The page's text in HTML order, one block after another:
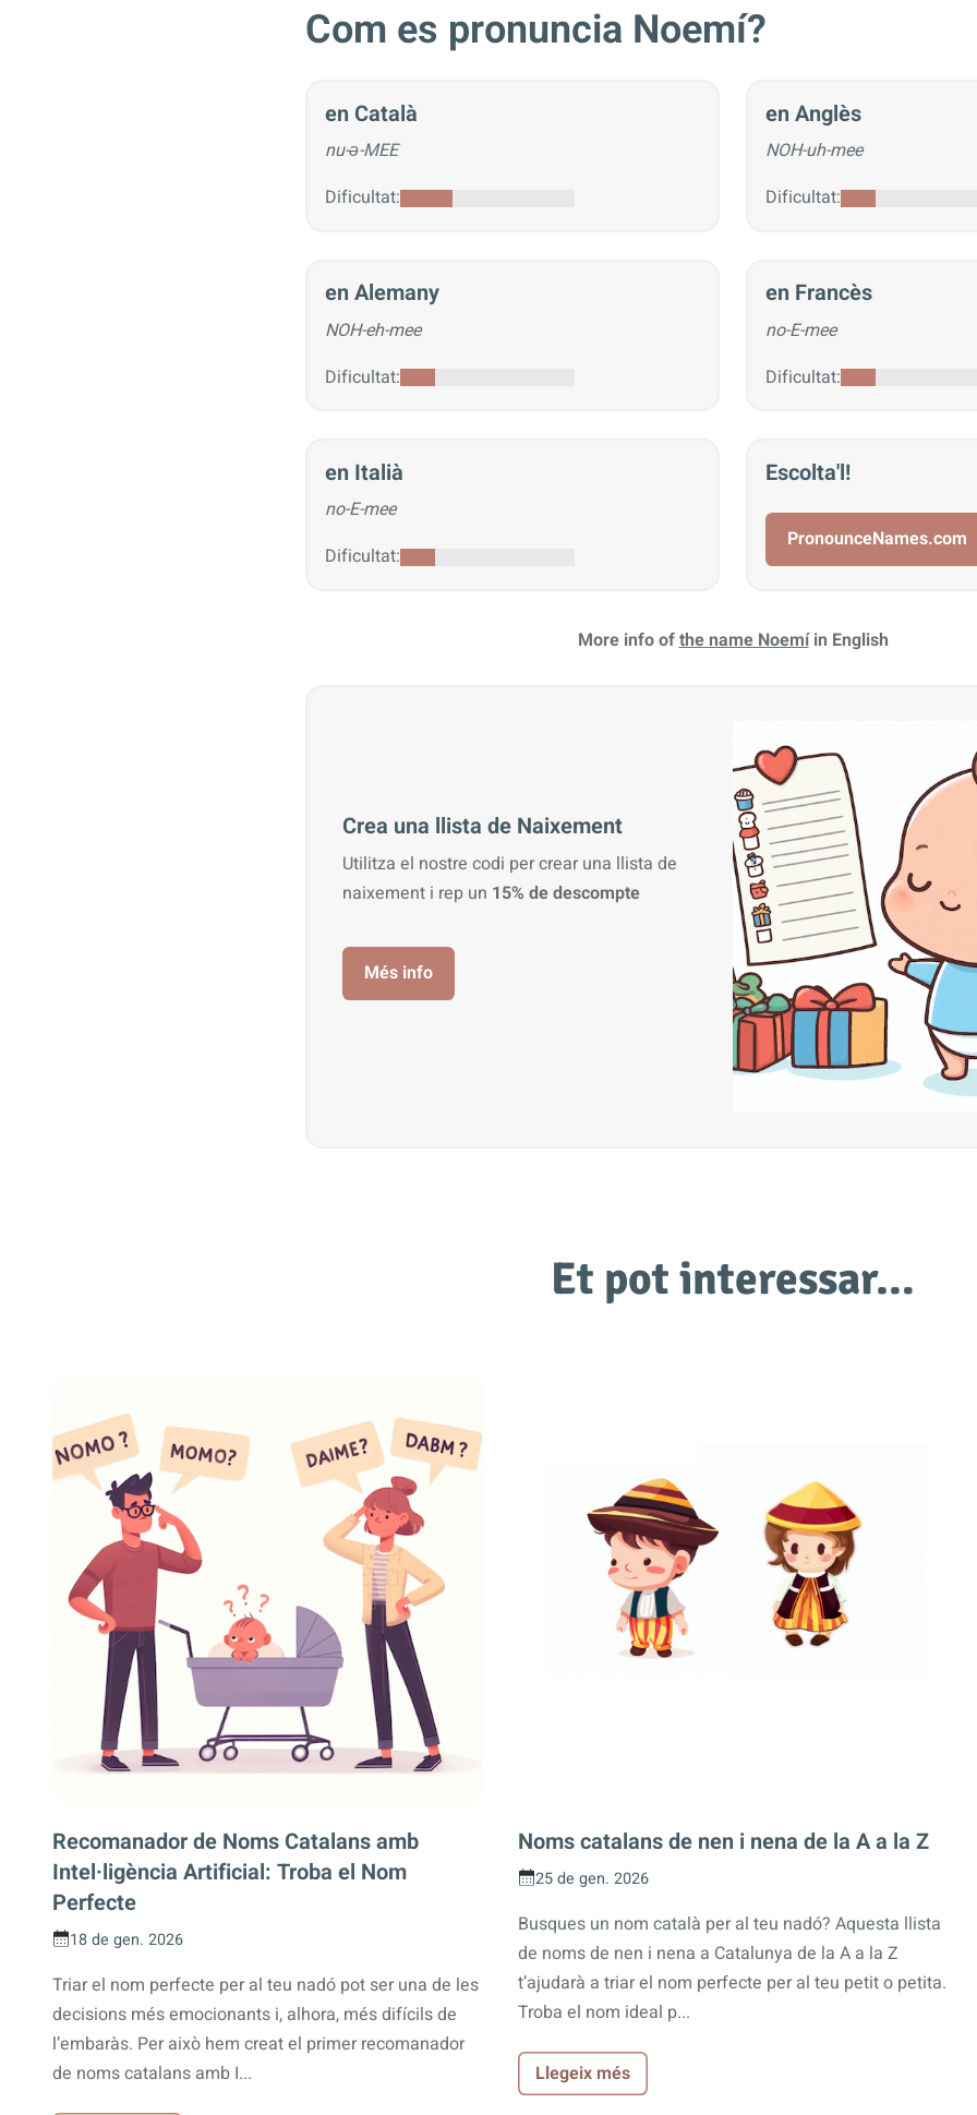
Com es pronuncia Noemí?
en Català
nu-ə-MEE
Dificultat:
en Anglès
NOH-uh-mee
Dificultat:
en Alemany
NOH-eh-mee
Dificultat:
en Francès
no-E-mee
Dificultat:
en Italià
no-E-mee
Dificultat:
Escolta'l!
PronounceNames.com
More info ofthe name Noemíin English
Crea una llista de Naixement
Utilitza el nostre codi per crear una llista de
naixement i rep un 15% de descompte
Més info
Et pot interessar…
Recomanador de Noms Catalans amb
Intel·ligència Artificial: Troba el Nom
Perfecte
18 de gen. 2026
Triar el nom perfecte per al teu nadó pot ser una de les
decisions més emocionants i, alhora, més difícils de
l’embaràs. Per això hem creat el primer recomanador
de noms catalans amb I...
Noms catalans de nen i nena de la A a la Z
25 de gen. 2026
Busques un nom català per al teu nadó? Aquesta llista
de noms de nen i nena a Catalunya de la A a la Z
t’ajudarà a triar el nom perfecte per al teu petit o petita.
Troba el nom ideal p...
Llegeix més